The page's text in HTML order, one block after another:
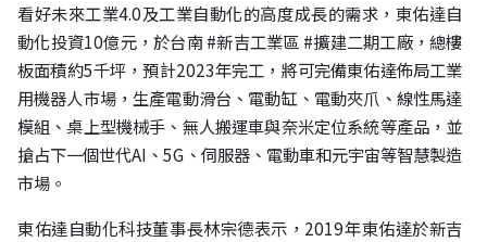
看好未來工業4.0及工業自動化的高度成長的需求，東佑達自
動化投資10億元，於台南#新吉工業區 #擴建二期工廠，總樓
板面積約5千坪，預計2023年完工，將可完備東佑達佈局工業
用機器人市場，生產電動滑台、電動缸、電動夾爪、線性馬達
模組、桌上型機械手、無人搬運車與奈米定位系統等產品，並
搶占下一個世代AI、5G、伺服器、電動車和元宇宙等智慧製造
市場。
東佑達自動化科技董事長林宗德表示，2019年東佑達於新吉